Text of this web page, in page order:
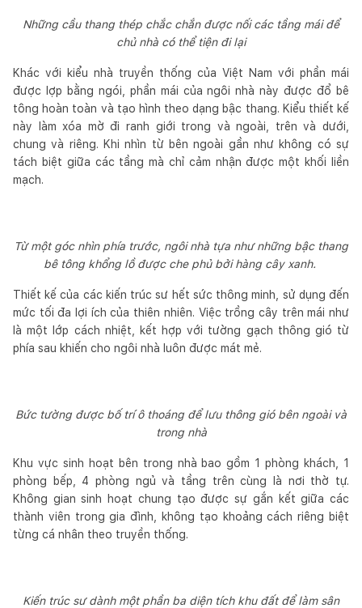
Những cầu thang thép chắc chắn được nối các tầng mái để
chủ nhà có thể tiện đi lại
Khác với kiểu nhà truyền thống của Việt Nam với phần mái
được lợp bằng ngói, phần mái của ngôi nhà này được đổ bê
tông hoàn toàn và tạo hình theo dạng bậc thang. Kiểu thiết kế
này làm xóa mờ đi ranh giới trong và ngoài, trên và dưới,
chung và riêng. Khi nhìn từ bên ngoài gần như không có sự
tách biệt giữa các tầng mà chỉ cảm nhận được một khối liền
mạch.
Từ một góc nhìn phía trước, ngôi nhà tựa như những bậc thang
bê tông khổng lồ được che phủ bởi hàng cây xanh.
Thiết kế của các kiến trúc sư hết sức thông minh, sử dụng đến
mức tối đa lợi ích của thiên nhiên. Việc trồng cây trên mái như
là một lớp cách nhiệt, kết hợp với tường gạch thông gió từ
phía sau khiến cho ngôi nhà luôn được mát mẻ.
Bức tường được bố trí ô thoáng để lưu thông gió bên ngoài và
trong nhà
Khu vực sinh hoạt bên trong nhà bao gồm 1 phòng khách, 1
phòng bếp, 4 phòng ngủ và tầng trên cùng là nơi thờ tự.
Không gian sinh hoạt chung tạo được sự gắn kết giữa các
thành viên trong gia đình, không tạo khoảng cách riêng biệt
từng cá nhân theo truyền thống.
Kiến trúc sư dành một phần ba diện tích khu đất để làm sân